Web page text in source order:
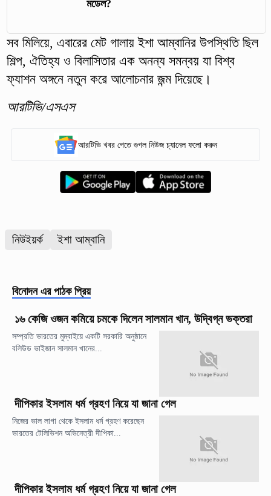
মডেল?
সব মিলিয়ে, এবারের মেট গালায় ইশা আম্বানির উপস্থিতি ছিল
শিল্প, ঐতিহ্য ও বিলাসিতার এক অনন্য সমন্বয় যা বিশ্ব
ফ্যাশন অঙ্গনে নতুন করে আলোচনার জন্ম দিয়েছে।
আরটিভি/এসএস
আরটিভি খবর পেতে গুগল নিউজ চ্যানেল ফলো করুন
নিউইয়র্ক ইশা আম্বানি
বিনোদন এর পাঠক প্রিয়
১৬ কেজি ওজন কমিয়ে চমকে দিলেন সালমান খান, উদ্বিগ্ন ভক্তরা
সম্প্রতি ভারতের মুম্বাইয়ে একটি সরকারি অনুষ্ঠানে
বলিউড ভাইজান সালমান খানের...
দীপিকার ইসলাম ধর্ম গ্রহণ নিয়ে যা জানা গেল
নিজের ভাল লাগা থেকে ইসলাম ধর্ম গ্রহণ করেছেন
ভারতের টেলিভিশন অভিনেত্রী দীপিকা...
দীপিকার ইসলাম ধর্ম গ্রহণ নিয়ে যা জানা গেল